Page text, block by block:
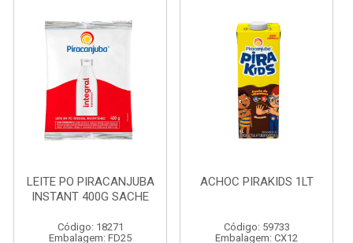
LEITE PO PIRACANJUBA
INSTANT 400G SACHE
Código: 18271
Embalagem: FD25
ACHOC PIRAKIDS 1LT
Código: 59733
Embalagem: CX12